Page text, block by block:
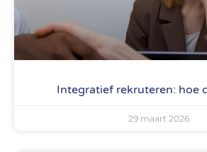
Integratief rekruteren: hoe
29 maart 2026